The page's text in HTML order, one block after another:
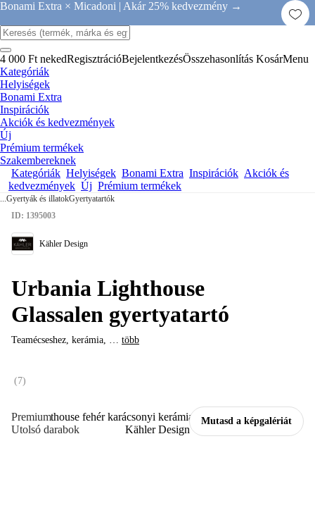
Bonami Extra × Micadoni | Akár 25% kedvezmény →
4 000 Ft nekedRegisztrációBejelentkezésÖsszehasonlítás KosárMenu
Kategóriák
Helyiségek
Bonami Extra
Inspirációk
Akciók és kedvezmények
Új
Prémium termékek
Szakembereknek
Kategóriák Helyiségek Bonami Extra Inspirációk Akciók és
kedvezmények Új Prémium termékek
...Gyertyák és illatokGyertyatartók
Mutasd a képgalériát
Premium
Utolsó darabok
ID: 1395003
Kähler Design
Urbania Lighthouse
Glassalen gyertyatartó
Teamécseshez, kerámia, … több
(7)